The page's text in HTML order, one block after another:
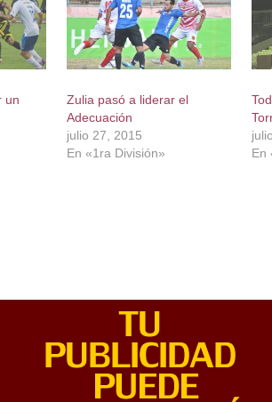
un
Zulia pasó a liderar el
Adecuación
julio 27, 2015
En «1ra División»
En